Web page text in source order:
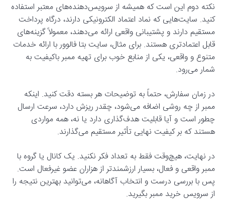
نکته دوم این است که همیشه از سرویس‌دهنده‌های معتبر استفاده
کنید. سایت‌هایی که نماد اعتماد الکترونیکی دارند، درگاه پرداخت
مستقیم دارند و پشتیبانی واقعی ارائه می‌دهند، معمولاً گزینه‌های
قابل اعتمادتری هستند. برای مثال، سایت بتا فالوور با ارائه خدمات
متنوع و واقعی، یکی از منابع خوب برای تهیه ممبر باکیفیت به
شمار می‌رود.
در زمان سفارش، حتماً به توضیحات هر بسته دقت کنید. اینکه
ممبر از چه روشی اضافه می‌شود، چقدر ریزش دارد، سرعت ارسال
چطور است و آیا قابلیت هدف‌گذاری دارد یا نه، همه مواردی
هستند که بر کیفیت نهایی تأثیر مستقیم می‌گذارند.
در نهایت، هیچ‌وقت فقط به تعداد فکر نکنید. یک کانال یا گروه با
ممبر واقعی و فعال، بسیار ارزشمندتر از هزاران عضو غیرفعال است.
پس با بررسی درست و انتخاب آگاهانه، می‌توانید بهترین نتیجه را
از سرویس خرید ممبر بگیرید.